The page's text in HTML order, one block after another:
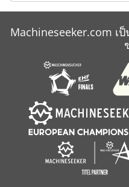
Machineseeker.com เ